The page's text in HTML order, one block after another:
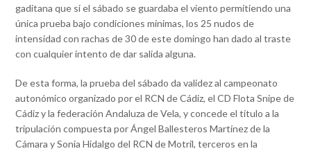
gaditana que si el sábado se guardaba el viento permitiendo una
única prueba bajo condiciones mínimas, los 25 nudos de
intensidad con rachas de 30 de este domingo han dado al traste
con cualquier intento de dar salida alguna.
De esta forma, la prueba del sábado da validez al campeonato
autonómico organizado por el RCN de Cádiz, el CD Flota Snipe de
Cádiz y la federación Andaluza de Vela, y concede el título a la
tripulación compuesta por Ángel Ballesteros Martínez de la
Cámara y Sonia Hidalgo del RCN de Motril, terceros en la